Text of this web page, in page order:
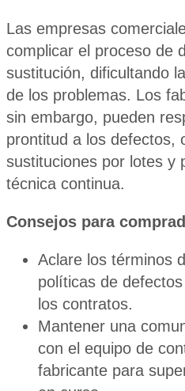
Las empresas
complicar el proceso de
sustitución, dificultando
de los problemas. Los
sin embargo, pueden
prontitud a los defectos,
sustituciones por lotes y
técnica continua.
Consejos para
Aclare los términos
políticas de
los contratos.
Mantener una
con el equipo de
fabricante para